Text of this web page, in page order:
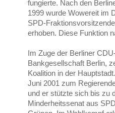
fungierte. Nach den
1999 wurde Wowereit im
SPD-
erhoben. Diese Funktion
Im Zuge der Berliner
Bankgesellschaft Berlin,
Koalition in der
Juni 2001 zum
und er stützte sich bis zu
Minderheitssenat aus